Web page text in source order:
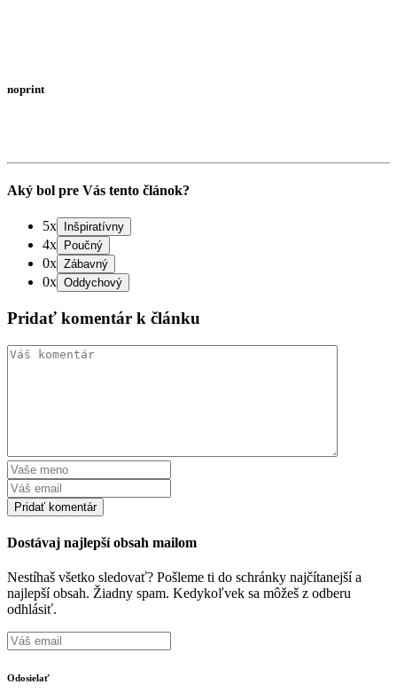
noprint
Aký bol pre Vás tento článok?
5x
4x
0x
0x
Pridať komentár k článku
Dostávaj najlepší obsah mailom
Nestíhaš všetko sledovať? Pošleme ti do schránky najčítanejší a
najlepší obsah. Žiadny spam. Kedykoľvek sa môžeš z odberu
odhlásiť.
Odosielať